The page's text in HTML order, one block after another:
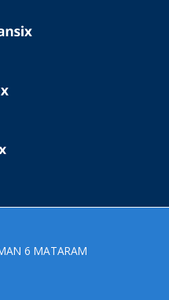
6 MATARAM